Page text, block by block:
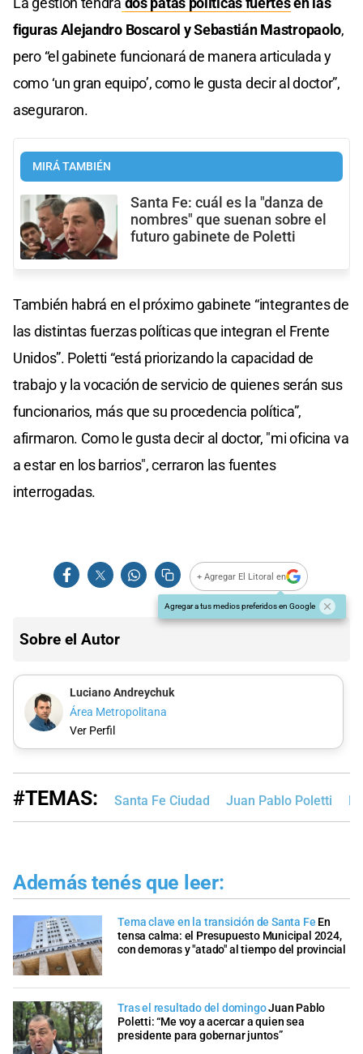
figuras Alejandro Boscarol y Sebastián Mastropaolo,
pero “el gabinete funcionará de manera articulada y
como ‘un gran equipo’, como le gusta decir al doctor”,
aseguraron.
MIRÁ TAMBIÉN
Santa Fe: cuál es la "danza de
nombres" que suenan sobre el
futuro gabinete de Poletti
También habrá en el próximo gabinete “integrantes de
las distintas fuerzas políticas que integran el Frente
Unidos”. Poletti “está priorizando la capacidad de
trabajo y la vocación de servicio de quienes serán sus
funcionarios, más que su procedencia política”,
afirmaron. Como le gusta decir al doctor, "mi oficina va
a estar en los barrios", cerraron las fuentes
interrogadas.
+ Agregar El Litoral en
Agregar a tus medios preferidos en Google
Sobre el Autor
Luciano Andreychuk
Área Metropolitana
Ver Perfil
#TEMAS: Santa Fe Ciudad Juan Pablo Poletti
Además tenés que leer:
Tema clave en la transición de Santa Fe En
tensa calma: el Presupuesto Municipal 2024,
con demoras y "atado" al tiempo del provincial
Tras el resultado del domingoJuan Pablo
Poletti: “Me voy a acercar a quien sea
presidente para gobernar juntos”